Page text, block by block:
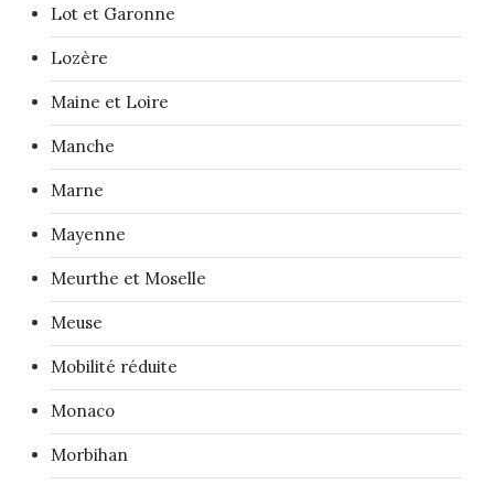
Lot et Garonne
Lozère
Maine et Loire
Manche
Marne
Mayenne
Meurthe et Moselle
Meuse
Mobilité réduite
Monaco
Morbihan